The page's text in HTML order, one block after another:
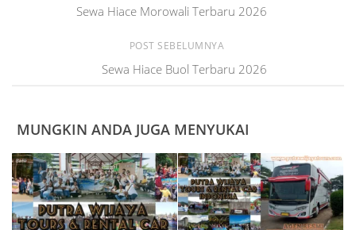
Sewa Hiace Morowali Terbaru 2026
POST SEBELUMNYA
Sewa Hiace Buol Terbaru 2026
MUNGKIN ANDA JUGA MENYUKAI